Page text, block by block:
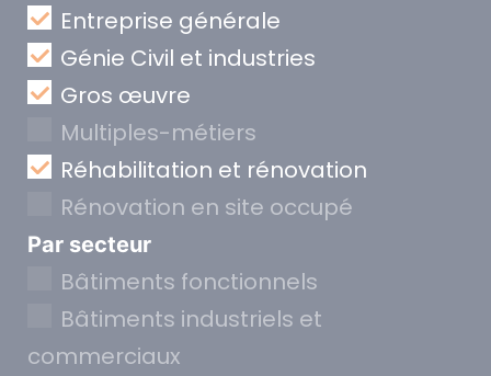
Entreprise générale
Génie Civil et industries
Gros œuvre
Multiples-métiers
Réhabilitation et rénovation
Rénovation en site occupé
Par secteur
Bâtiments fonctionnels
Bâtiments industriels et
commerciaux